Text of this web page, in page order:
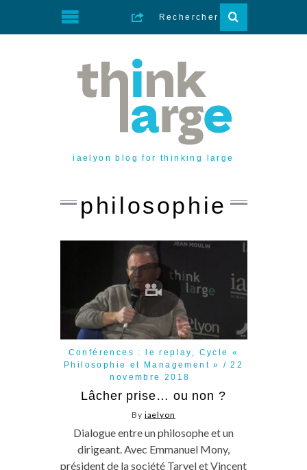
iaelyon blog for thinking large
philosophie
Conférences : le replay , Cycle «
Philosophie et Management »
22
novembre 2018
Lâcher prise… ou non ?
By iaelyon
Dialogue entre un philosophe et un
dirigeant. Avec Emmanuel Mony,
président de la société Tarvel et Vincent